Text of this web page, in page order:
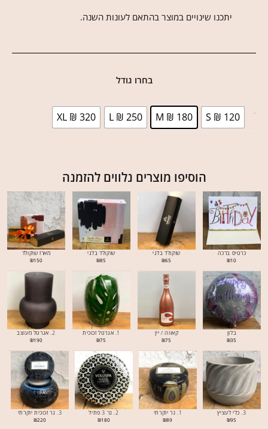
יתכנו שינויים במוצר בהתאם לעונות השנה.
בחרו גודל
S ₪ 120
M ₪ 180
L ₪ 250
XL ₪ 320
הוסיפו מוצרים נלווים להזמנה
כרטיס ברכה
₪10
שוקולד בלגי
₪65
שוקולד בלגי
₪85
מארז שוקולד
₪150
בלון
₪35
קאווה / יין
₪75
1. אגרטל זכוכית
₪75
2. אגרטל מעוצב
₪190
3. כלי לעציץ
₪95
1. נר יוקרתי
₪89
2. נר 3 פתיל
₪180
3. נר זכוכית יוקרתי
₪220